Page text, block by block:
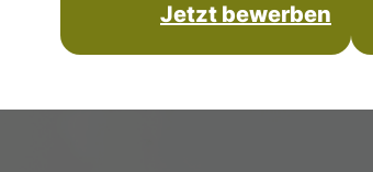
Jetzt bewerben